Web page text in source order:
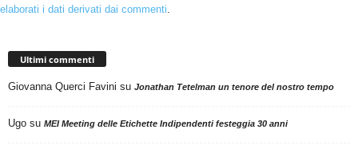
elaborati i dati derivati dai commenti.
Ultimi commenti
Giovanna Querci Favini su Jonathan Tetelman un tenore del nostro tempo
Ugo su MEI Meeting delle Etichette Indipendenti festeggia 30 anni